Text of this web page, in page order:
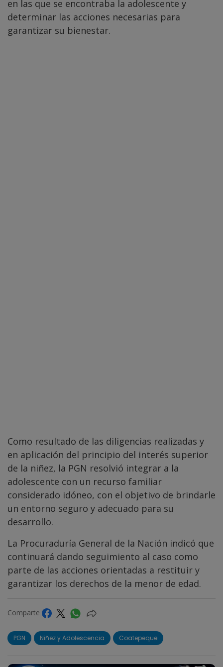
en las que se encontraba la adolescente y
determinar las acciones necesarias para
garantizar su bienestar.
Como resultado de las diligencias realizadas y
en aplicación del principio del interés superior
de la niñez, la PGN resolvió integrar a la
adolescente con un recurso familiar
considerado idóneo, con el objetivo de brindarle
un entorno seguro y adecuado para su
desarrollo.
La Procuraduría General de la Nación indicó que
continuará dando seguimiento al caso como
parte de las acciones orientadas a restituir y
garantizar los derechos de la menor de edad.
Comparte
PGN Niñez y Adolescencia Coatepeque